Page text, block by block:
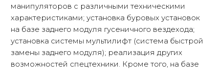
манипуляторов с различными техническими
характеристиками; установка буровых установок
на базе заднего модуля гусеничного вездехода;
установка системы мультилифт (система быстрой
замены заднего модуля); реализация других
возможностей спецтехники. Кроме того, на базе